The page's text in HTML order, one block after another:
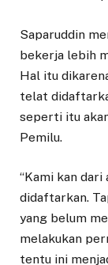
Saparuddin
bekerja lebih
Hal itu
telat
seperti itu
Pemilu.
“Kami kan
didaftarkan.
yang belum
melakukan
tentu ini